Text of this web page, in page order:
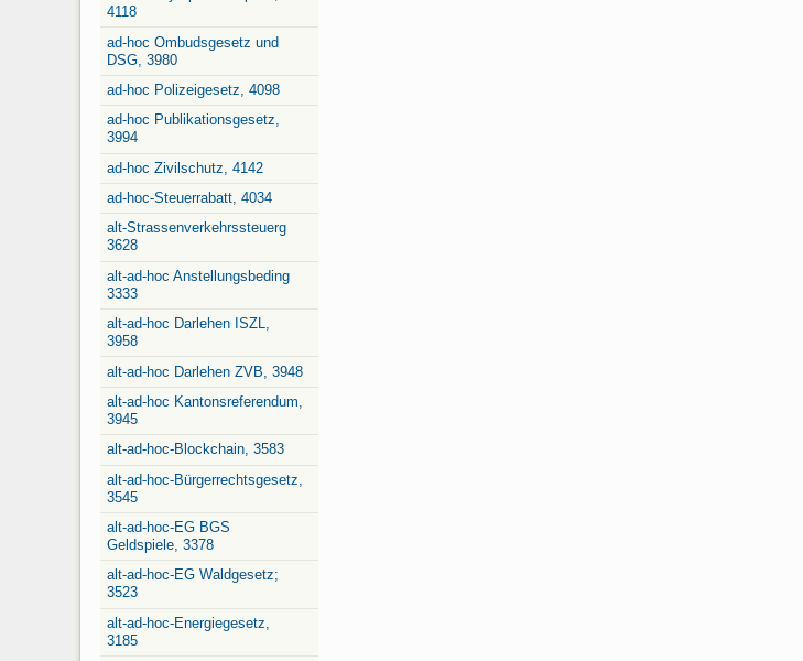
4118
ad-hoc Ombudsgesetz und
DSG, 3980
ad-hoc Polizeigesetz, 4098
ad-hoc Publikationsgesetz,
3994
ad-hoc Zivilschutz, 4142
ad-hoc-Steuerrabatt, 4034
alt-Strassenverkehrssteuerg
3628
alt-ad-hoc Anstellungsbeding
3333
alt-ad-hoc Darlehen ISZL,
3958
alt-ad-hoc Darlehen ZVB, 3948
alt-ad-hoc Kantonsreferendum,
3945
alt-ad-hoc-Blockchain, 3583
alt-ad-hoc-Bürgerrechtsgesetz,
3545
alt-ad-hoc-EG BGS
Geldspiele, 3378
alt-ad-hoc-EG Waldgesetz;
3523
alt-ad-hoc-Energiegesetz,
3185